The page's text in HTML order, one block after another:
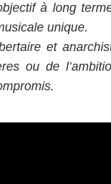
à long
unique.
et
ou de